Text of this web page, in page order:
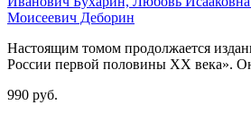
Моисеевич Деборин
Настоящим томом продолжается
России первой половины ХХ века».
990 руб.